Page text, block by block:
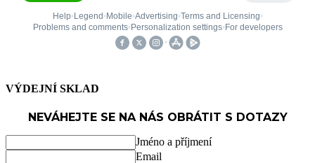
VÝDEJNÍ SKLAD
NEVÁHEJTE SE NA NÁS OBRÁTIT S DOTAZY
Jméno a příjmení
Email